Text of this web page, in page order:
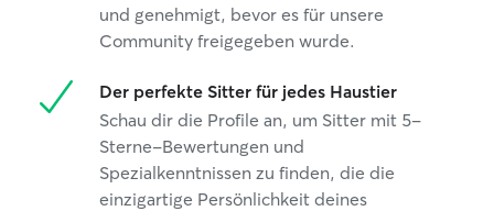
und genehmigt, bevor es für unsere
Community freigegeben wurde.
Der perfekte Sitter für jedes Haustier
Schau dir die Profile an, um Sitter mit 5-
Sterne-Bewertungen und
Spezialkenntnissen zu finden, die die
einzigartige Persönlichkeit deines